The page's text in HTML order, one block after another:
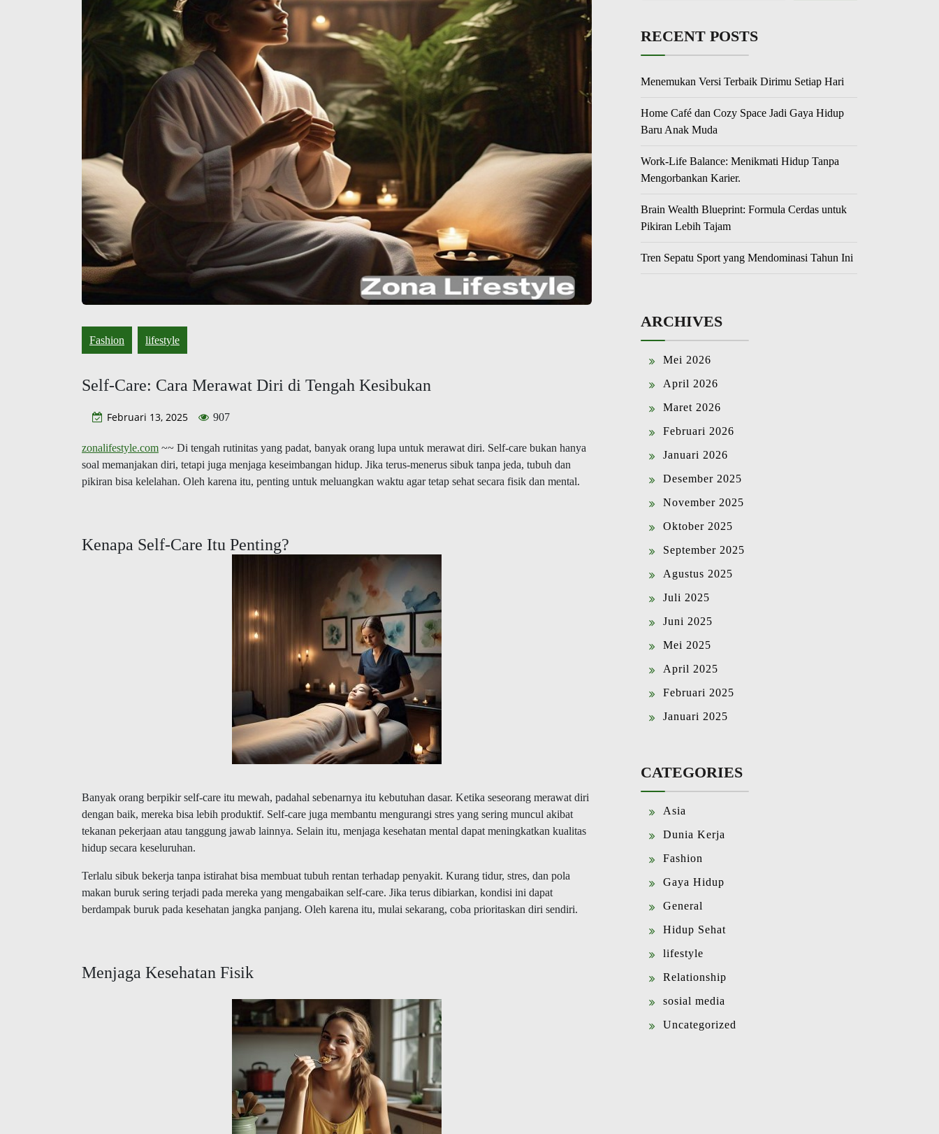
Fashion lifestyle
Self-Care: Cara Merawat Diri di Tengah Kesibukan
Februari 13, 2025 907
zonalifestyle.com ~~ Di tengah rutinitas yang padat, banyak orang lupa untuk merawat diri. Self-care bukan hanya
soal memanjakan diri, tetapi juga menjaga keseimbangan hidup. Jika terus-menerus sibuk tanpa jeda, tubuh dan
pikiran bisa kelelahan. Oleh karena itu, penting untuk meluangkan waktu agar tetap sehat secara fisik dan mental.
Kenapa Self-Care Itu Penting?
Banyak orang berpikir self-care itu mewah, padahal sebenarnya itu kebutuhan dasar. Ketika seseorang merawat diri
dengan baik, mereka bisa lebih produktif. Self-care juga membantu mengurangi stres yang sering muncul akibat
tekanan pekerjaan atau tanggung jawab lainnya. Selain itu, menjaga kesehatan mental dapat meningkatkan kualitas
hidup secara keseluruhan.
Terlalu sibuk bekerja tanpa istirahat bisa membuat tubuh rentan terhadap penyakit. Kurang tidur, stres, dan pola
makan buruk sering terjadi pada mereka yang mengabaikan self-care. Jika terus dibiarkan, kondisi ini dapat
berdampak buruk pada kesehatan jangka panjang. Oleh karena itu, mulai sekarang, coba prioritaskan diri sendiri.
Menjaga Kesehatan Fisik
RECENT POSTS
Menemukan Versi Terbaik Dirimu Setiap Hari
Home Café dan Cozy Space Jadi Gaya Hidup
Baru Anak Muda
Work-Life Balance: Menikmati Hidup Tanpa
Mengorbankan Karier.
Brain Wealth Blueprint: Formula Cerdas untuk
Pikiran Lebih Tajam
Tren Sepatu Sport yang Mendominasi Tahun Ini
ARCHIVES
Mei 2026
April 2026
Maret 2026
Februari 2026
Januari 2026
Desember 2025
November 2025
Oktober 2025
September 2025
Agustus 2025
Juli 2025
Juni 2025
Mei 2025
April 2025
Februari 2025
Januari 2025
CATEGORIES
Asia
Dunia Kerja
Fashion
Gaya Hidup
General
Hidup Sehat
lifestyle
Relationship
sosial media
Uncategorized